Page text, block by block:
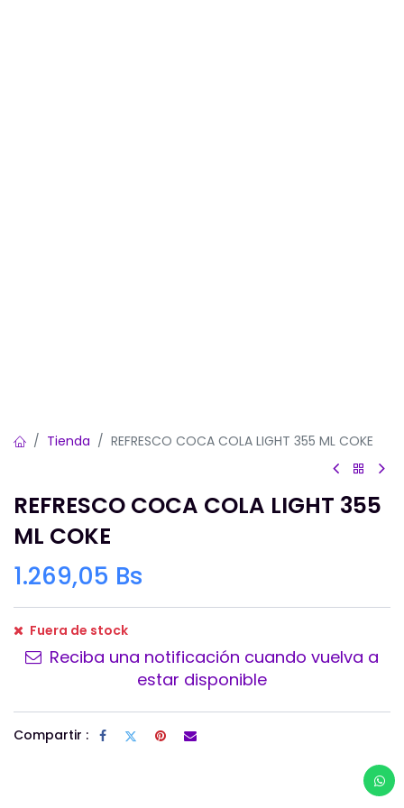
Tienda REFRESCO COCA COLA LIGHT 355 ML COKE
REFRESCO COCA COLA LIGHT 355
ML COKE
1.269,05 Bs
Fuera de stock
Reciba una notificación cuando vuelva a
estar disponible
Compartir :